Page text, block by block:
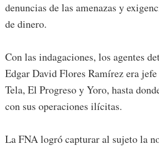
denuncias de las amenazas y
de dinero.
Con las indagaciones, los agentes
Edgar David Flores Ramírez era
Tela, El Progreso y Yoro, hasta
con sus operaciones ilícitas.
La FNA logró capturar al sujeto la